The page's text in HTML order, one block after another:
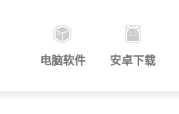
电脑软件 安卓下载